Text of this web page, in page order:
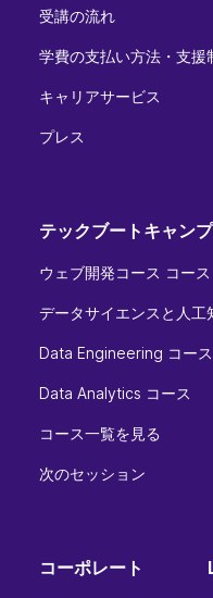
受講の流れ
学費の支払い方法・支援
キャリアサービス
プレス
テックブートキャン
ウェブ開発コース コース
データサイエンスと人工
Data Engineering コース
Data Analytics コース
コース一覧を見る
次のセッション
コーポレート